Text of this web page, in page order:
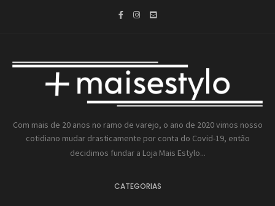
Com mais de 20 anos no ramo de varejo, o ano de 2020 vimos nosso
cotidiano mudar drasticamente por conta do Covid-19, então
decidimos fundar a Loja Mais Estylo...
CATEGORIAS